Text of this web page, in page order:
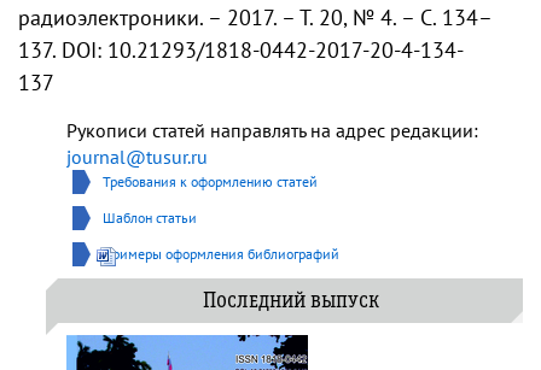
радиоэлектроники. – 2017. – Т. 20, № 4. – С. 134–
137. DOI: 10.21293/1818-0442-2017-20-4-134-
137
Рукописи статей направлять на адрес редакции:
journal@tusur.ru
Требования к оформлению статей
Шаблон статьи
Примеры оформления библиографий
Последний выпуск